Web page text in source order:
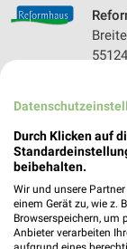
Durch Klicken auf
beibehalten.
Wir und unsere
einem Gerät zu, wie z.
Browserspeichern, um
Anbieter verarbeiten